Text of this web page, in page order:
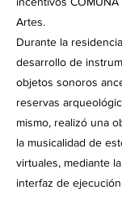
Artes.
Durante la
desarrollo de
objetos sonoros
reservas
mismo, realizó una
la musicalidad de
virtuales, mediante
interfaz de